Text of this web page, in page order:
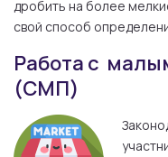
дробить на более
свой способ
Работа с
(СМП)